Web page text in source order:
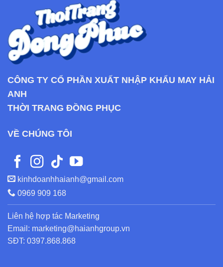
CÔNG TY CỔ PHẦN XUẤT NHẬP KHẨU MAY HẢI
ANH
THỜI TRANG ĐỒNG PHỤC
VỀ CHÚNG TÔI
kinhdoanhhaianh@gmail.com
0969 909 168
Liên hệ hợp tác Marketing
Email: marketing@haianhgroup.vn
SĐT: 0397.868.868